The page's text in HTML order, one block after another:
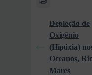
Depleção de
Oxigênio
(Hipóxia)
Oceanos,
Mares